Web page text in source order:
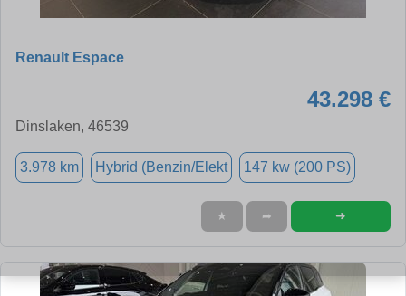
Renault Espace
43.298 €
Dinslaken, 46539
3.978 km Hybrid (Benzin/Elekt 147 kw (200 PS)
★ ➦ ➜